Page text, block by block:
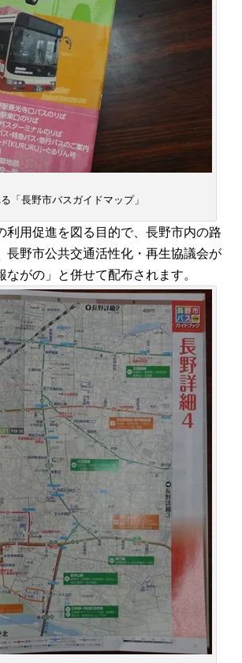
「長野市バスガイドマップ」
利用促進を図る目的で、長野市内の路
野市公共交通活性化・再生協議会が
がの」と併せて配布されます。